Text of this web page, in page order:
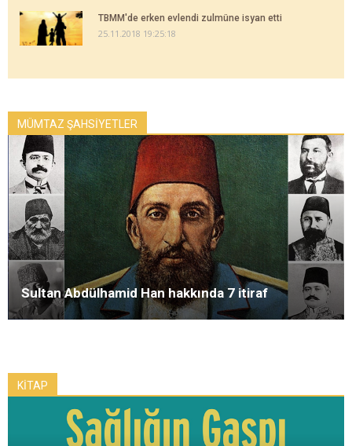
TBMM'de erken evlendi zulmüne isyan etti
25.11.2018 19:25:18
MÜMTAZ ŞAHSİYETLER
Sultan Abdülhamid Han hakkında 7 itiraf
KİTAP